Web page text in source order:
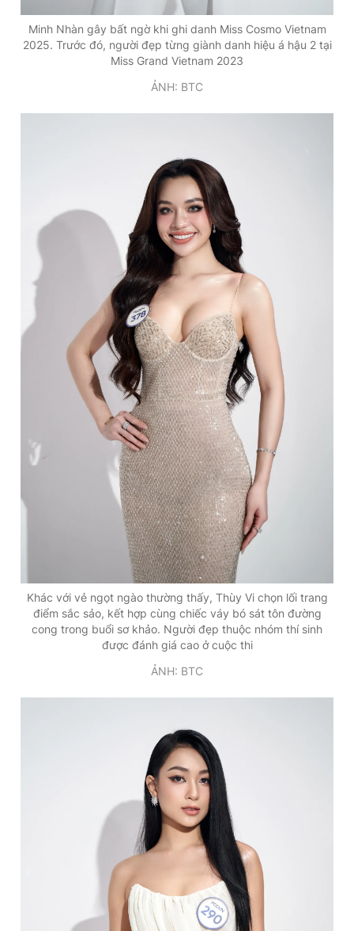
Minh Nhàn gây bất ngờ khi ghi danh Miss Cosmo Vietnam
2025. Trước đó, người đẹp từng giành danh hiệu á hậu 2 tại
Miss Grand Vietnam 2023
ẢNH: BTC
Khác với vẻ ngọt ngào thường thấy, Thùy Vi chọn lối trang
điểm sắc sảo, kết hợp cùng chiếc váy bó sát tôn đường
cong trong buổi sơ khảo. Người đẹp thuộc nhóm thí sinh
được đánh giá cao ở cuộc thi
ẢNH: BTC